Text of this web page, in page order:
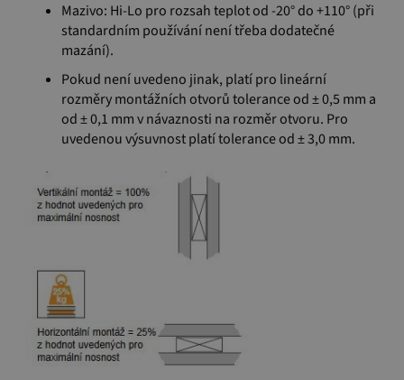
Mazivo: Hi-Lo pro rozsah teplot od -20° do +110° (při
standardním používání není třeba dodatečné
mazání).
Pokud není uvedeno jinak, platí pro lineární
rozměry montážních otvorů tolerance od ± 0,5 mm a
od ± 0,1 mm v návaznosti na rozměr otvoru. Pro
uvedenou výsuvnost platí tolerance od ± 3,0 mm.